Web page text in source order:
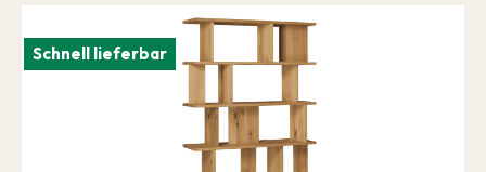
Bildergalerie überspringen
Schnell lieferbar